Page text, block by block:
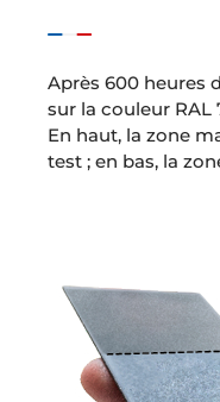
Après 600 heures
sur la couleur RAL
En haut, la zone
test ; en bas, la